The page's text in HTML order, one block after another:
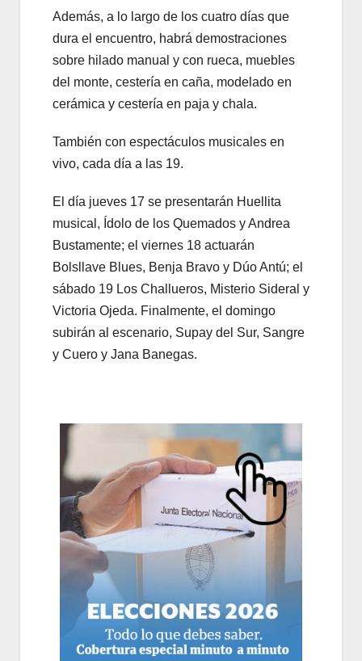
Además, a lo largo de los cuatro días que
dura el encuentro, habrá demostraciones
sobre hilado manual y con rueca, muebles
del monte, cestería en caña, modelado en
cerámica y cestería en paja y chala.
También con espectáculos musicales en
vivo, cada día a las 19.
El día jueves 17 se presentarán Huellita
musical, Ídolo de los Quemados y Andrea
Bustamente; el viernes 18 actuarán
Bolsllave Blues, Benja Bravo y Dúo Antú; el
sábado 19 Los Challueros, Misterio Sideral y
Victoria Ojeda. Finalmente, el domingo
subirán al escenario, Supay del Sur, Sangre
y Cuero y Jana Banegas.